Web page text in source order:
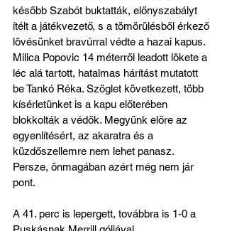
később Szabót buktatták, előnyszabályt
ítélt a játékvezető, s a tömörülésből érkező
lövésünket bravúrral védte a hazai kapus.
Milica Popovic 14 méterről leadott lökete a
léc alá tartott, hatalmas hárítást mutatott
be Tankó Réka. Szöglet következett, több
kísérletünket is a kapu előterében
blokkolták a védők. Megyünk előre az
egyenlítésért, az akaratra és a
küzdőszellemre nem lehet panasz.
Persze, önmagában azért még nem jár
pont.
A 41. perc is lepergett, továbbra is 1-0 a